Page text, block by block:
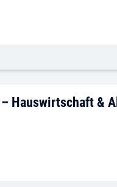
(m/w/d)
Hauswirtschaft &